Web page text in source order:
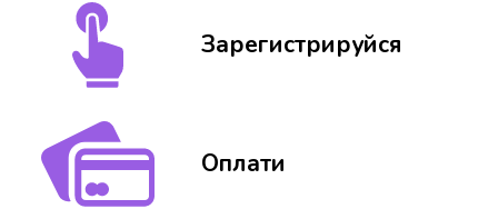
Зарегистрируйся
Оплати